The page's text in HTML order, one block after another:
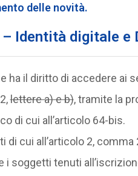
delle novità.
Identità digitale e
ha il diritto di accedere ai
lettere a) e b), tramite la
di cui all’articolo 64-bis.
di cui all’articolo 2,
i soggetti tenuti